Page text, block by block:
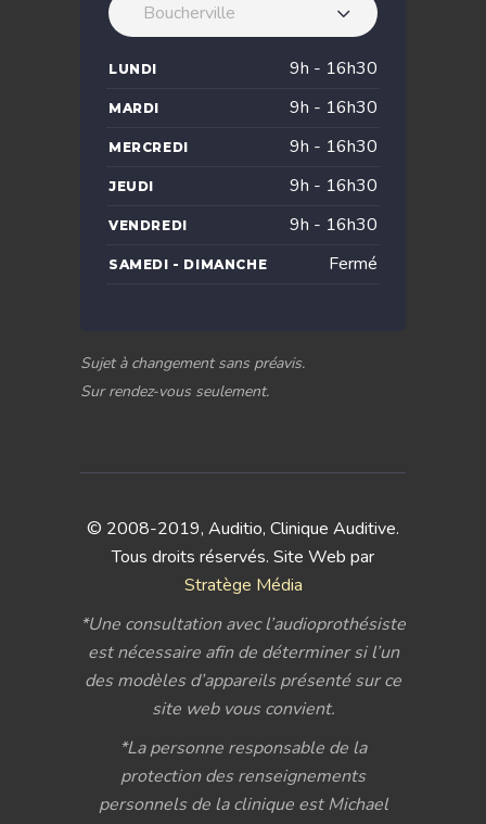
Boucherville
LUNDI 9h - 16h30
MARDI 9h - 16h30
MERCREDI 9h - 16h30
JEUDI 9h - 16h30
VENDREDI 9h - 16h30
SAMEDI - DIMANCHE Fermé
Sujet à changement sans préavis.
Sur rendez-vous seulement.
© 2008-2019, Auditio, Clinique Auditive.
Tous droits réservés. Site Web par
Stratège Média
*Une consultation avec l’audioprothésiste
est nécessaire afin de déterminer si l’un
des modèles d’appareils présenté sur ce
site web vous convient.
*La personne responsable de la
protection des renseignements
personnels de la clinique est Michael